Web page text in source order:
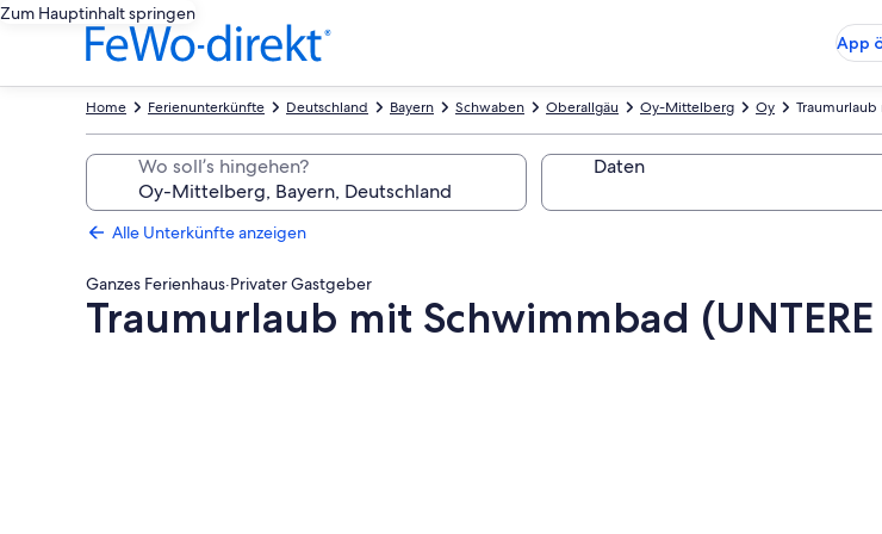
Zum Hauptinhalt springen
App
Traumurlaub
Oy
Oy-Mittelberg
Oberallgäu
Schwaben
Bayern
Deutschland
Ferienunterkünfte
Home
Wo soll’s hingehen? Daten
Alle Unterkünfte anzeigen
Ganzes Ferienhaus·Privater Gastgeber
Traumurlaub mit Schwimmbad